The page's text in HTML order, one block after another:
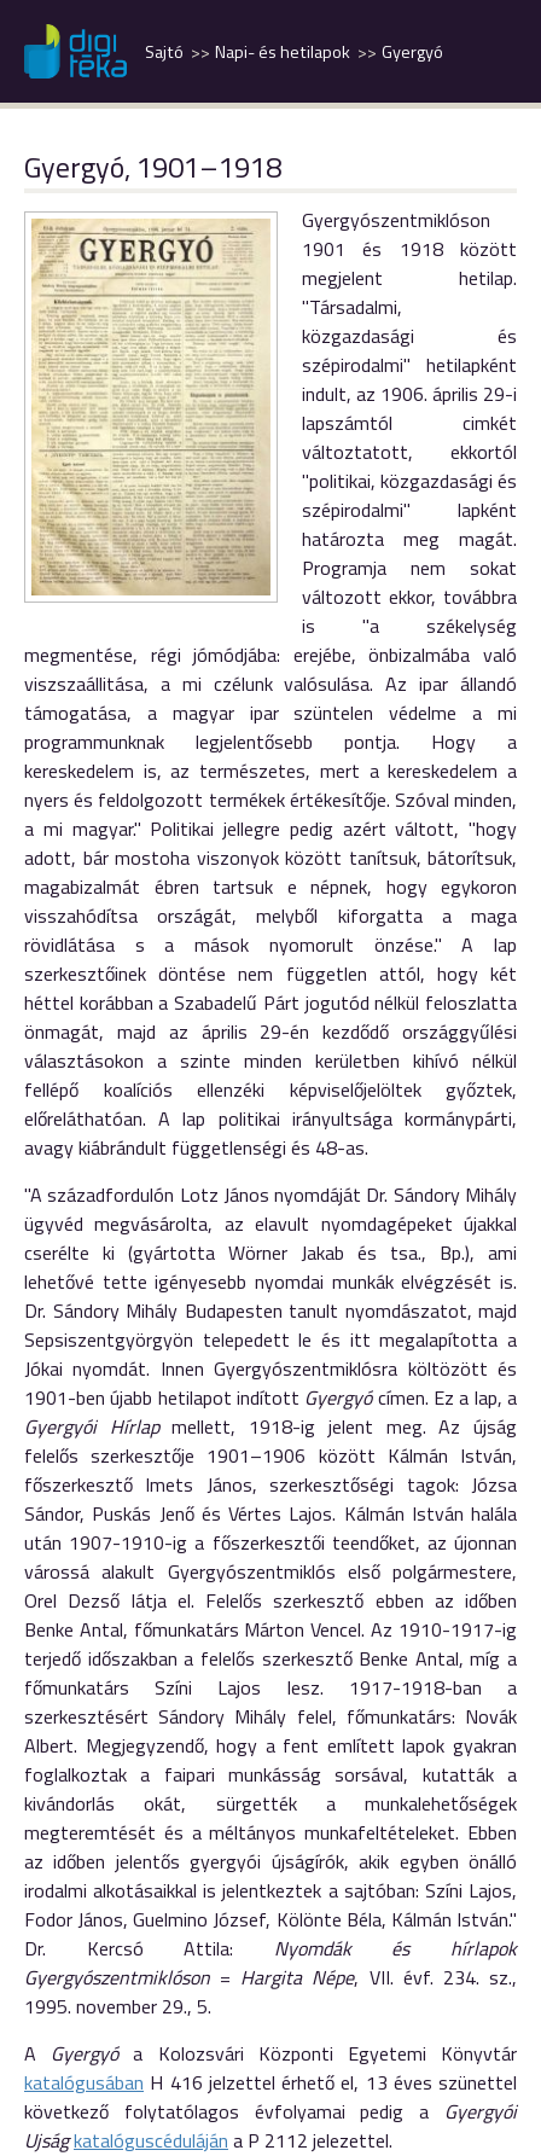
Gyergyó
Napi- és hetilapok
Sajtó
Gyergyó, 1901–1918
Gyergyószentmiklóson
1901 és 1918 között
megjelent hetilap.
"Társadalmi,
közgazdasági és
szépirodalmi" hetilapként
indult, az 1906. április 29-i
lapszámtól cimkét
változtatott, ekkortól
"politikai, közgazdasági és
szépirodalmi" lapként
határozta meg magát.
Programja nem sokat
változott ekkor, továbbra
is "a székelység
megmentése, régi jómódjába: erejébe, önbizalmába való
viszszaállitása, a mi czélunk valósulása. Az ipar állandó
támogatása, a magyar ipar szüntelen védelme a mi
programmunknak legjelentősebb pontja. Hogy a
kereskedelem is, az természetes, mert a kereskedelem a
nyers és feldolgozott termékek értékesítője. Szóval minden,
a mi magyar." Politikai jellegre pedig azért váltott, "hogy
adott, bár mostoha viszonyok között tanítsuk, bátorítsuk,
magabizalmát ébren tartsuk e népnek, hogy egykoron
visszahódítsa országát, melyből kiforgatta a maga
rövidlátása s a mások nyomorult önzése." A lap
szerkesztőinek döntése nem független attól, hogy két
héttel korábban a Szabadelű Párt jogutód nélkül feloszlatta
önmagát, majd az április 29-én kezdődő országgyűlési
választásokon a szinte minden kerületben kihívó nélkül
fellépő koalíciós ellenzéki képviselőjelöltek győztek,
előreláthatóan. A lap politikai irányultsága kormánypárti,
avagy kiábrándult függetlenségi és 48-as.
"A századfordulón Lotz János nyomdáját Dr. Sándory Mihály
ügyvéd megvásárolta, az elavult nyomdagépeket újakkal
cserélte ki (gyártotta Wörner Jakab és tsa., Bp.), ami
lehetővé tette igényesebb nyomdai munkák elvégzését is.
Dr. Sándory Mihály Budapesten tanult nyomdászatot, majd
Sepsiszentgyörgyön telepedett le és itt megalapította a
Jókai nyomdát. Innen Gyergyószentmiklósra költözött és
1901-ben újabb hetilapot indított Gyergyócímen. Ez a lap, a
Gyergyói Hírlapmellett, 1918-ig jelent meg. Az újság
felelős szerkesztője 1901–1906 között Kálmán István,
főszerkesztő Imets János, szerkesztőségi tagok: Józsa
Sándor, Puskás Jenő és Vértes Lajos. Kálmán István halála
után 1907-1910-ig a főszerkesztői teendőket, az újonnan
várossá alakult Gyergyószentmiklós első polgármestere,
Orel Dezső látja el. Felelős szerkesztő ebben az időben
Benke Antal, főmunkatárs Márton Vencel. Az 1910-1917-ig
terjedő időszakban a felelős szerkesztő Benke Antal, míg a
főmunkatárs Színi Lajos lesz. 1917-1918-ban a
szerkesztésért Sándory Mihály felel, főmunkatárs: Novák
Albert. Megjegyzendő, hogy a fent említett lapok gyakran
foglalkoztak a faipari munkásság sorsával, kutatták a
kivándorlás okát, sürgették a munkalehetőségek
megteremtését és a méltányos munkafeltételeket. Ebben
az időben jelentős gyergyói újságírók, akik egyben önálló
irodalmi alkotásaikkal is jelentkeztek a sajtóban: Színi Lajos,
Fodor János, Guelmino József, Kölönte Béla, Kálmán István."
Dr. Kercsó Attila: Nyomdák és hírlapok
Gyergyószentmiklóson = Hargita Népe, VII. évf. 234. sz.,
1995. november 29., 5.
A Gyergyóa Kolozsvári Központi Egyetemi Könyvtár
katalógusában H 416 jelzettel érhető el, 13 éves szünettel
következő folytatólagos évfolyamai pedig a Gyergyói
Ujságkatalóguscéduláján a P 2112 jelezettel.